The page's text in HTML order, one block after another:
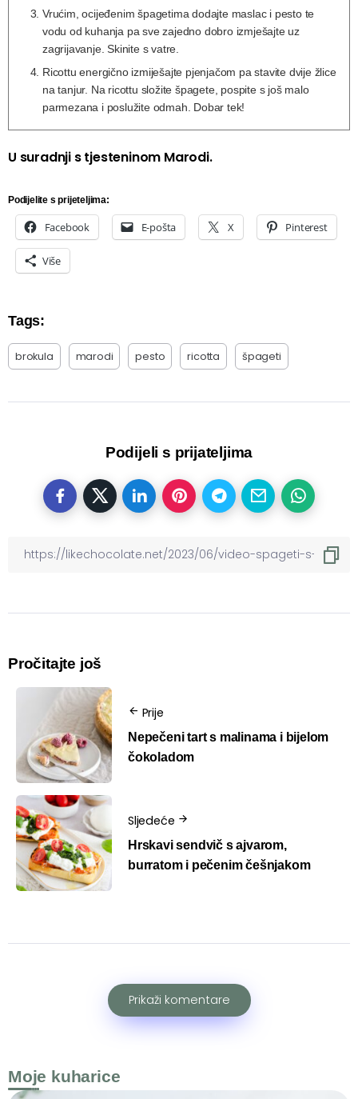
Vrućim, ocijeđenim špagetima dodajte maslac i pesto te
vodu od kuhanja pa sve zajedno dobro izmješajte uz
zagrijavanje. Skinite s vatre.
Ricottu energično izmiješajte pjenjačom pa stavite dvije žlice
na tanjur. Na ricottu složite špagete, pospite s još malo
parmezana i poslužite odmah. Dobar tek!
U suradnji s tjesteninom Marodi.
Podijelite s prijeteljima:
Facebook E-pošta X Pinterest
Više
Tags:
brokula marodi pesto ricotta špageti
Podijeli s prijateljima
Pročitajte još
Prije
Nepečeni tart s malinama i bijelom
čokoladom
Sljedeće
Hrskavi sendvič s ajvarom,
burratom i pečenim češnjakom
Prikaži komentare
Moje kuharice